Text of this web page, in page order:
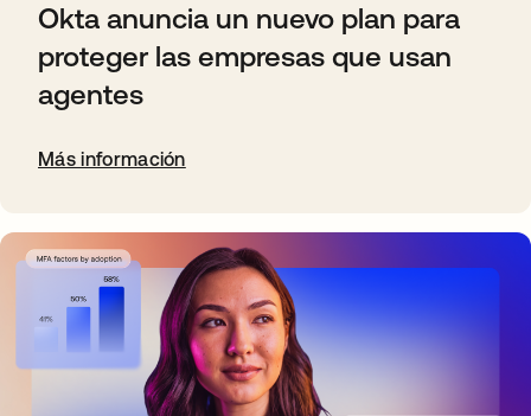
Okta anuncia un nuevo plan para
proteger las empresas que usan
agentes
Más información